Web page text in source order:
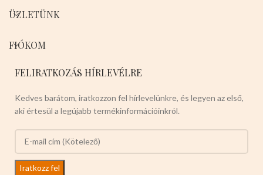
ÜZLETÜNK
FIÓKOM
FELIRATKOZÁS HÍRLEVÉLRE
Kedves barátom, iratkozzon fel hírlevelünkre, és legyen az első,
aki értesül a legújabb termékinformációinkról.